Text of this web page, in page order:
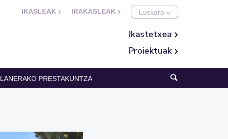
IKASLEAK IRAKASLEAK
Ikastetxea
Proiektuak
LANERAKO PRESTAKUNTZA